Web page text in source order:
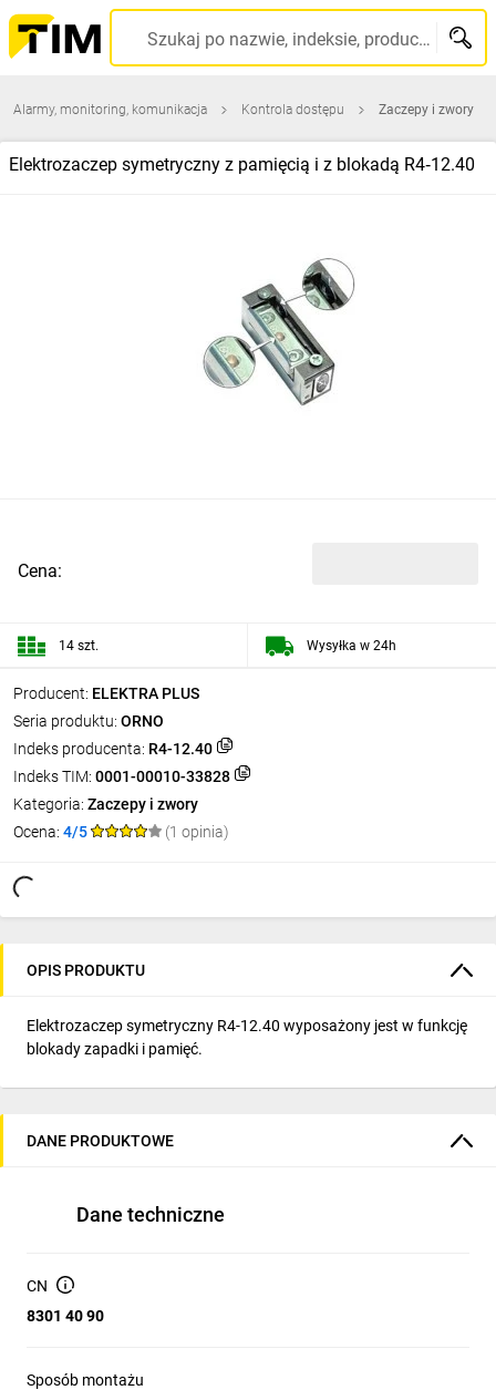
Szukaj po nazwie, indeksie, producencie, kodzie kreskowym...
Alarmy, monitoring, komunikacja Kontrola dostępu Zaczepy i zwory
Elektrozaczep symetryczny z pamięcią i z blokadą R4‑12.40
Producent: ELEKTRA PLUS
Seria produktu: ORNO
Indeks producenta: R4-12.40
Indeks TIM: 0001-00010-33828
Kategoria: Zaczepy i zwory
Ocena: 4/5 (1 opinia)
Cena:
14 szt. Wysyłka w 24h
OPIS PRODUKTU
Elektrozaczep symetryczny R4-12.40 wyposażony jest w funkcję
blokady zapadki i pamięć.
DANE PRODUKTOWE
Dane techniczne
CN
8301 40 90
Sposób montażu